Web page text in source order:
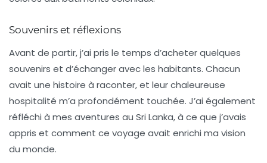
Souvenirs et réflexions
Avant de partir, j’ai pris le temps d’acheter quelques
souvenirs et d’échanger avec les habitants. Chacun
avait une histoire à raconter, et leur chaleureuse
hospitalité m’a profondément touchée. J’ai également
réfléchi à mes aventures au Sri Lanka, à ce que j’avais
appris et comment ce voyage avait enrichi ma vision
du monde.